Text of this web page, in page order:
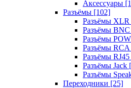
Аксессуары
Разъёмы [102]
Разъёмы XLR
Разъёмы BNC
Разъёмы
Разъёмы RCA
Разъёмы RJ45
Разъёмы Jack
Разъёмы
Переходники [25]